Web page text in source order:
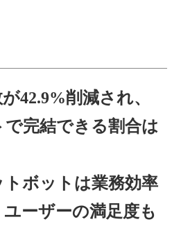
42.9%削減され、
完結できる割合は
ボットは業務効率
ーザーの満足度も